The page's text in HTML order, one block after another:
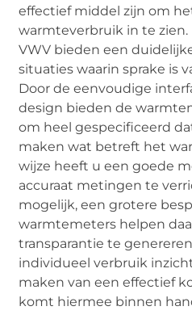
effectief middel zijn om
warmteverbruik in te
VWV bieden een
situaties waarin sprake is
Door de eenvoudige
design bieden de
om heel gespecificeerd
maken wat betreft het
wijze heeft u een goede
accuraat metingen te
mogelijk, een grotere
warmtemeters helpen
transparantie te
individueel verbruik
maken van een effectief
komt hiermee binnen